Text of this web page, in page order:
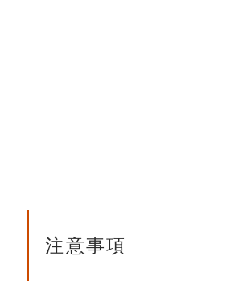
注意事項